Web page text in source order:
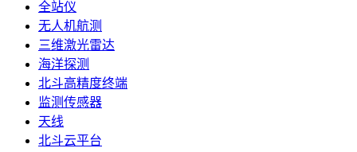
全站仪
无人机航测
三维激光雷达
海洋探测
北斗高精度终端
监测传感器
天线
北斗云平台